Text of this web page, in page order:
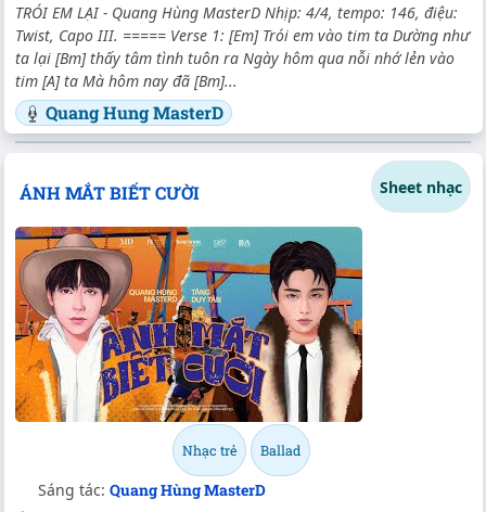
TRÓI EM LẠI - Quang Hùng MasterD Nhịp: 4/4, tempo: 146, điệu:
Twist, Capo III. ===== Verse 1: [Em] Trói em vào tim ta Dường như
ta lại [Bm] thấy tâm tình tuôn ra Ngày hôm qua nỗi nhớ lẻn vào
tim [A] ta Mà hôm nay đã [Bm]...
Quang Hung MasterD
ÁNH MẮT BIẾT CƯỜI Sheet nhạc
Nhạc trẻ Ballad
Sáng tác: Quang Hùng MasterD